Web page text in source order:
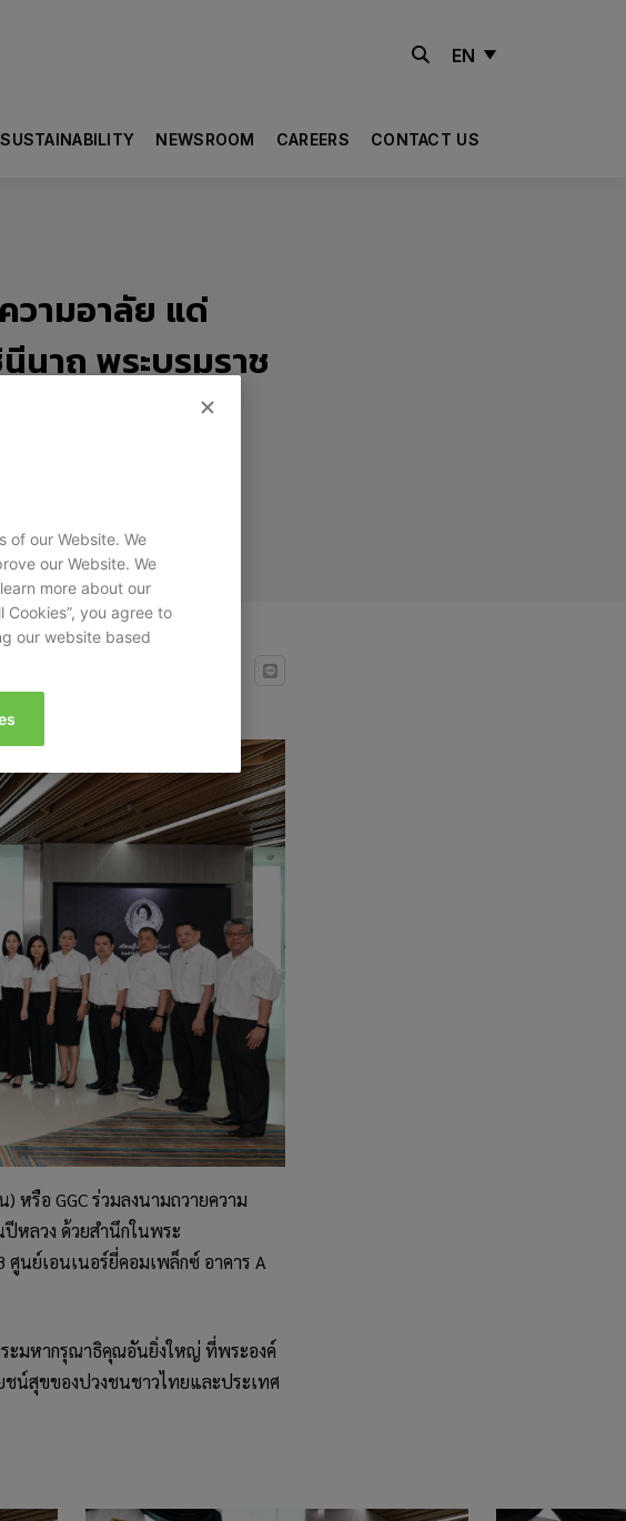
EN
SUSTAINABILITY NEWSROOM CAREERS CONTACT US
วามอาลัย แด่
นาถ พระบรมราช
หรือ GGC ร่วมลงนามถวายความ
หลวง ด้วยสำนึกในพระ
นย์เอนเนอร์ยี่คอมเพล็กซ์ อาคาร A
ระมหากรุณาธิคุณอันยิ่งใหญ่ ที่พระองค์
น์สุขของปวงชนชาวไทยและประเทศ
of our Website. We
our Website. We
more about our
Cookies”, you agree to
our website based